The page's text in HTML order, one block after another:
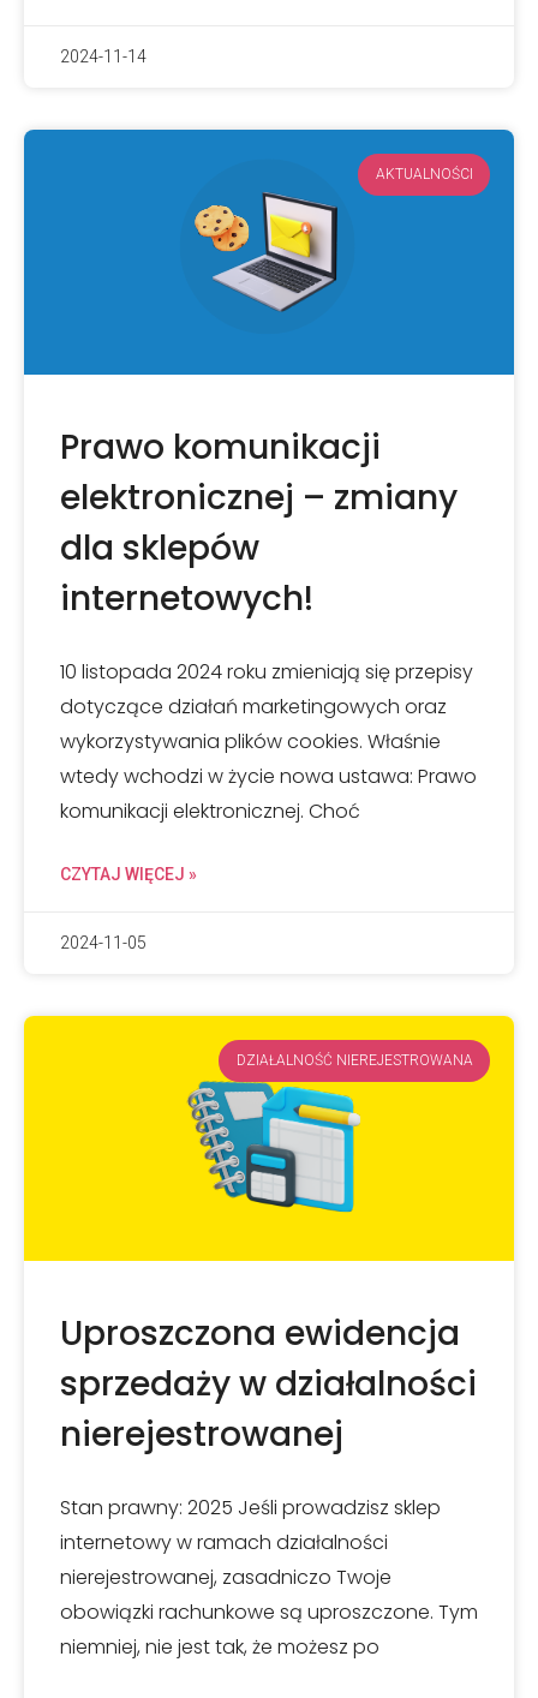
2024-11-14
AKTUALNOŚCI
Prawo komunikacji
elektronicznej – zmiany
dla sklepów
internetowych!
10 listopada 2024 roku zmieniają się przepisy
dotyczące działań marketingowych oraz
wykorzystywania plików cookies. Właśnie
wtedy wchodzi w życie nowa ustawa: Prawo
komunikacji elektronicznej. Choć
CZYTAJ WIĘCEJ »
2024-11-05
DZIAŁALNOŚĆ NIEREJESTROWANA
Uproszczona ewidencja
sprzedaży w działalności
nierejestrowanej
Stan prawny: 2025 Jeśli prowadzisz sklep
internetowy w ramach działalności
nierejestrowanej, zasadniczo Twoje
obowiązki rachunkowe są uproszczone. Tym
niemniej, nie jest tak, że możesz po